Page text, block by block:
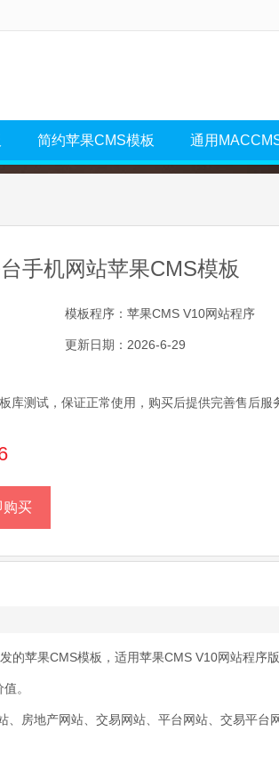
简约苹果CMS模板 通用
手机网站苹果CMS模板
模板程序：苹果CMS V10网站程序
更新日期：2026-6-29
库测试，保证正常使用，购买后提供完善售后服
购买
苹果CMS模板，适用苹果CMS V10网站程序版
。
房地产网站、交易网站、平台网站、交易平台